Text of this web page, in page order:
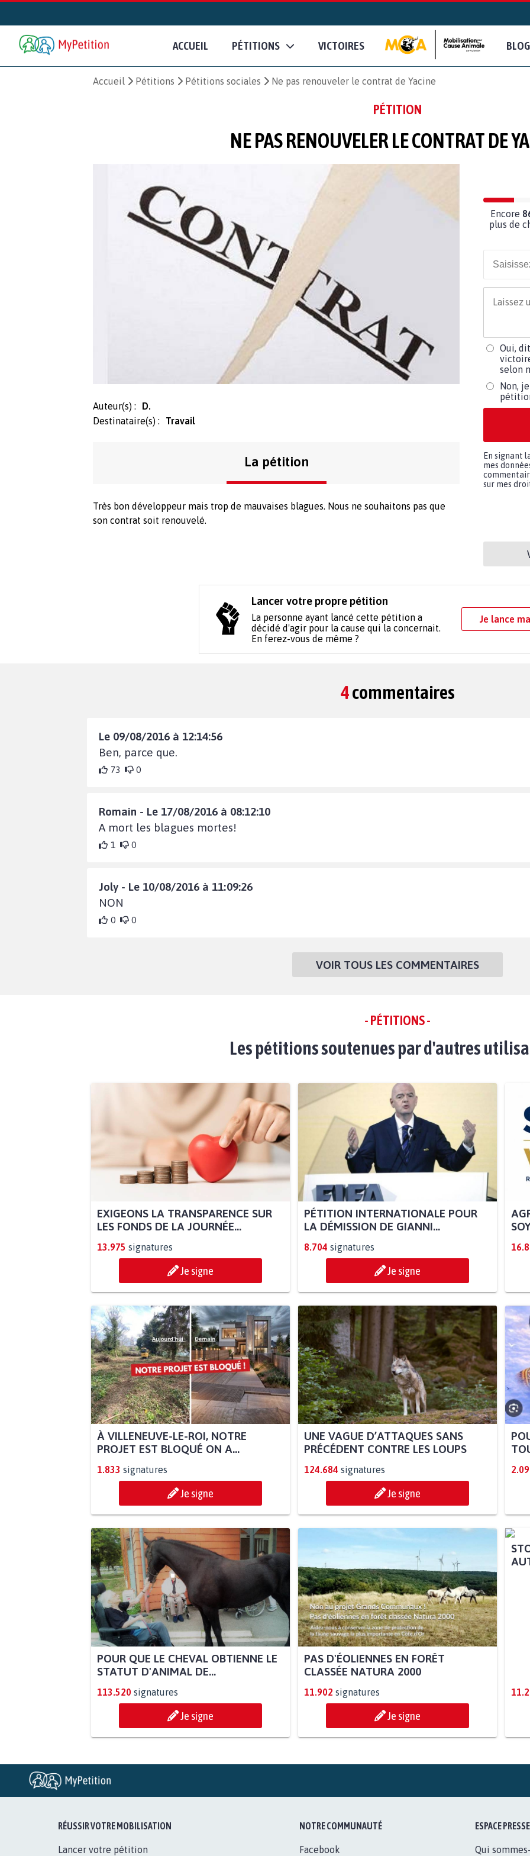
ACCUEIL PÉTITIONS VICTOIRES BLOG
Accueil Pétitions Pétitions sociales Ne pas renouveler le contrat de Yacine
PÉTITION
NE PAS RENOUVELER LE CONTRAT DE
Auteur(s) :
D.
Destinataire(s) :
Travail
La pétition
Très bon développeur mais trop de mauvaises blagues. Nous ne souhaitons pas que
son contrat soit renouvelé.
Encore
plus de
Oui,
selon
Non,
En signant
mes
sur mes
Lancer votre propre pétition
La personne ayant lancé cette pétition a
décidé d'agir pour la cause qui la concernait.
En ferez-vous de même ?
Je lance
4commentaires
Le 09/08/2016 à 12:14:56
Ben, parce que.
73 0
Romain - Le 17/08/2016 à 08:12:10
A mort les blagues mortes!
1 0
Joly - Le 10/08/2016 à 11:09:26
NON
0 0
VOIR TOUS LES COMMENTAIRES
- PÉTITIONS -
Les pétitions soutenues par d'autres
EXIGEONS LA TRANSPARENCE SUR
LES FONDS DE LA JOURNÉE...
13.975 signatures
Je signe
PÉTITION INTERNATIONALE POUR
LA DÉMISSION DE GIANNI...
8.704 signatures
Je signe
À VILLENEUVE-LE-ROI, NOTRE
PROJET EST BLOQUÉ ON A...
1.833 signatures
Je signe
UNE VAGUE D’ATTAQUES SANS
PRÉCÉDENT CONTRE LES LOUPS
124.684 signatures
Je signe
POUR QUE LE CHEVAL OBTIENNE LE
STATUT D'ANIMAL DE...
113.520 signatures
Je signe
PAS D'ÉOLIENNES EN FORÊT
CLASSÉE NATURA 2000
11.902 signatures
Je signe
RÉUSSIR VOTRE MOBILISATION
Lancer votre pétition
NOTRE COMMUNAUTÉ
Facebook
ESPACE PRESSE
Qui